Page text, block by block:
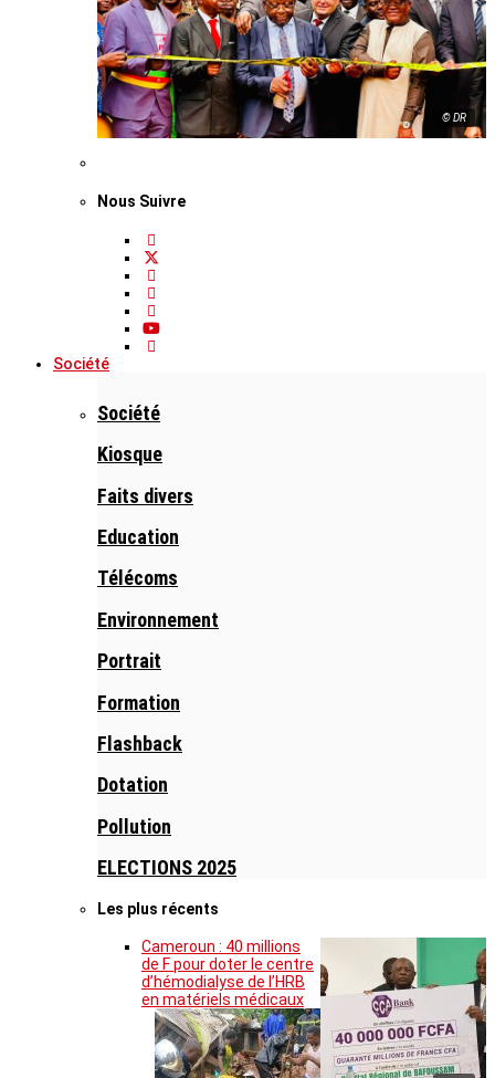
© DR
Nous Suivre
Société
Société
Kiosque
Faits divers
Education
Télécoms
Environnement
Portrait
Formation
Flashback
Dotation
Pollution
ELECTIONS 2025
Les plus récents
Cameroun : 40 millions
de F pour doter le centre
d’hémodialyse de l’HRB
en matériels médicaux